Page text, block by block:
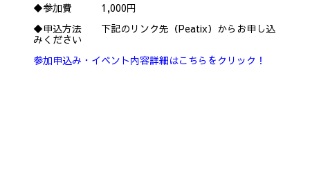
◆参加費 1,000円
◆申込方法 下記のリンク先（Peatix）からお申し込
みください
参加申込み・イベント内容詳細はこちらをクリック！